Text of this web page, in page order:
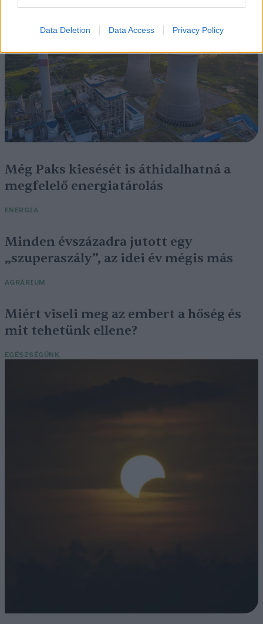
Data Deletion Data Access Privacy Policy
Még Paks kiesését is áthidalhatná a
megfelelő energiatárolás
ENERGIA
Minden évszázadra jutott egy
„szuperaszály”, az idei év mégis más
AGRÁRIUM
Miért viseli meg az embert a hőség és
mit tehetünk ellene?
EGÉSZSÉGÜNK